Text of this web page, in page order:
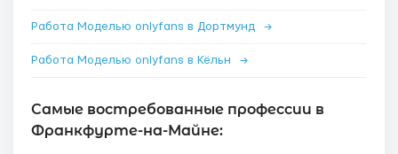
Работа Моделью onlyfans в Дортмунд →
Работа Моделью onlyfans в Кёльн →
Самые востребованные профессии в
Франкфурте-на-Майне: